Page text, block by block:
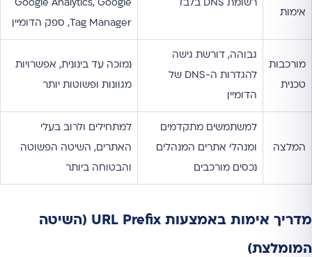
אימות
רשומת DNS בלבד Google Analytics, Google
Tag Manager, ספק הדומיין
מורכבות
טכנית
גבוהה, דורשת גישה
להגדרות ה-DNS של
הדומיין
נמוכה עד בינונית, אפשרויות
מגוונות ופשוטות יותר
המלצה
למשתמשים מתקדמים
ומנהלי אתרים המנהלים
נכסים מורכבים
למתחילים ולרוב בעלי
האתרים, השיטה הפשוטה
והבטוחה ביותר
מדריך אימות באמצעות URL Prefix (השיטה
המומלצת)